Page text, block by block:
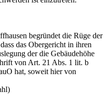
begründet die Rüge der
das Obergericht in ihren
der die Gebäudehöhe
von Art. 21 Abs. 1 lit. b
hat, soweit hier von